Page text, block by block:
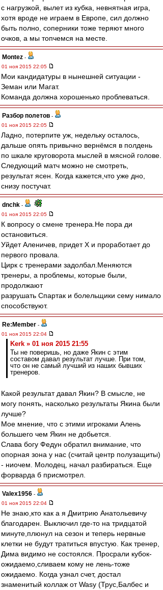
с нагрузкой, вылет из кубка, невнятная игра,
хотя вроде не играем в Европе, сил должно
быть полно, соперники тоже теряют много
очков, а мы топчемся на месте.
Montez -
01 ноя 2015 22:05
Мои кандидатуры в нынешней ситуации -
Земан или Магат.
Команда должна хорошенько проблеваться.
Разбор полетов -
01 ноя 2015 22:05
Ладно, потерпите уж, недельку осталось,
дальше опять привычно вернёмся в полдень
по шкале круговорота мыслей в мясной голове.
Следующий матч можно не смотреть,
результат ясен. Когда кажется,что уже дно,
снизу постучат.
dnchk -
01 ноя 2015 22:05
К вопросу о смене тренера.Не пора ди
остановиться.
Уйдет Аленичев, придет Х и проработает до
первого провала.
Цирк с тренерами задолбал.Меняются
тренеры, а проблемы, которые были,
продолжают
разрушать Спартак и болельщики сему нимало
способствуют.
Re:Member -
01 ноя 2015 22:04
Kerk » 01 ноя 2015 21:55
Ты не поверишь, но даже Якин с этим
составом давал результат лучше. При том,
что он не самый лучший из наших бывших
тренеров.
Какой результат давал Якин? В смысле, не
могу понять, насколько результаты Якина были
лучше?
Мое мнение, что с этими игроками Алень
большего чем Якин не добьется.
Слава богу Федун обратил внимание, что
опорная зона у нас (считай центр полузащиты)
- ниочем. Молодец, начал разбираться. Еще
форварда б присмотрел.
Valex1956 -
01 ноя 2015 22:04
Не знаю,кто как а я Дмитрию Анатольевичу
благодарен. Выключил где-то на тридцатой
минуте,плюнул на сезон и теперь нервные
клетки не будут тратиться впустую. Как тренер,
Дима видимо не состоялся. Просрали кубок-
ожидаемо,сливаем кому не лень-тоже
ожидаемо. Когда узнал счет, достал
знаменитый коллаж от Wasy (Трус,Балбес и